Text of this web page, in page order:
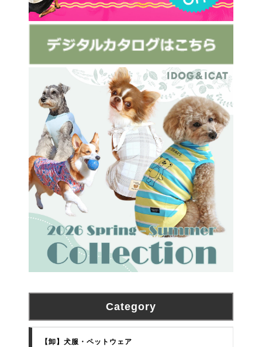
Category
【卸】犬服・ペットウェア